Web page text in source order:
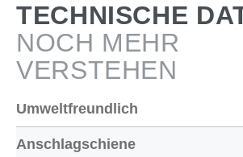
TECHNISCHE
NOCH MEHR
VERSTEHEN
Umweltfreundlich
Anschlagschiene